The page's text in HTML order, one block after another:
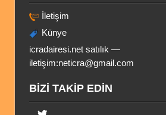
İletişim
Künye
icradairesi.net satılık —
iletişim:neticra@gmail.com
BİZİ TAKİP EDİN